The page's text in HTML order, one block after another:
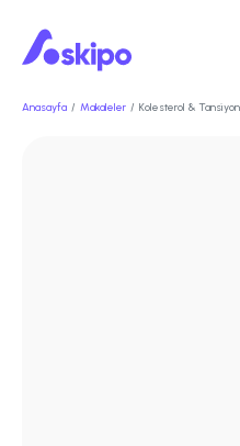
Anasayfa Makaleler Kolesterol &